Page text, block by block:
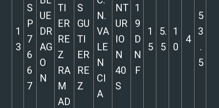
1
3
S
P
7
6
6
7
UE
DR
AG
O
N
TI
ER
RE
Z
RA
M
AD
S
GU
TI
ER
RE
Z
N.
VA
LE
N
CI
A
NT
UR
IO
N
40
S
1
9
D
N
F
1
5
5.
5
1
0
4
5
3
.
5